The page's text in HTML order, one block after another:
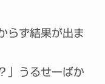
らず結果が出ま
」うるせーばか